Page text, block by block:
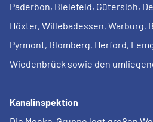
Paderbon, Bielefeld, Gütersloh,
Höxter, Willebadessen, Warburg,
Pyrmont, Blomberg, Herford,
Wiedenbrück sowie den
Kanalinspektion